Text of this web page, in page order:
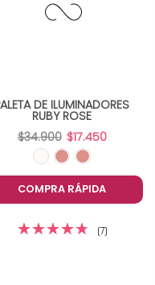
DE ILUMINADORES
RUBY ROSE
$34.900 $17.450
COMPRA RÁPIDA
(7)